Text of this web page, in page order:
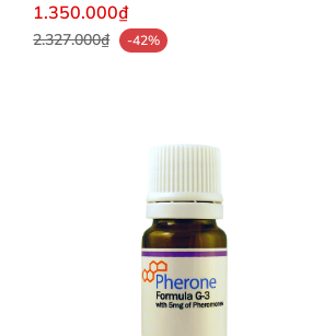
1.350.000₫
2.327.000₫ -42%